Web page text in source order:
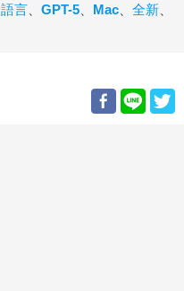
語言 GPT-5 Mac 全新